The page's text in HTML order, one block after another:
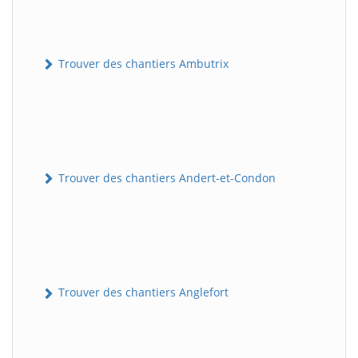
Trouver des chantiers Ambutrix
Trouver des chantiers Andert-et-Condon
Trouver des chantiers Anglefort